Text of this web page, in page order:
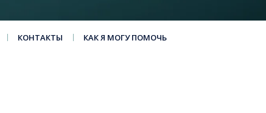
КОНТАКТЫ КАК Я МОГУ ПОМОЧЬ